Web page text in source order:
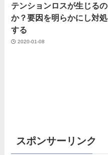
テンションロスが生じるの
か？要因を明らかにし対処
する
2020-01-08
スポンサーリンク